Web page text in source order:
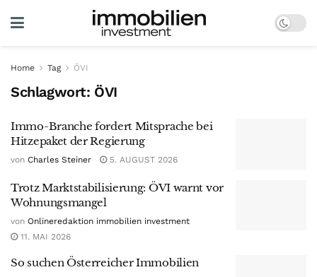
Home Tag ÖVI
Schlagwort: ÖVI
Immo-Branche fordert Mitsprache bei
Hitzepaket der Regierung
von Charles Steiner 5. AUGUST 2026
Trotz Marktstabilisierung: ÖVI warnt vor
Wohnungsmangel
von Onlineredaktion immobilien investment
11. MAI 2026
So suchen Österreicher Immobilien